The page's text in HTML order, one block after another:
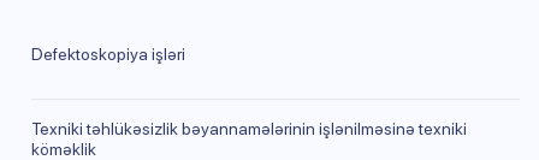
Defektoskopiya işləri
Texniki təhlükəsizlik bəyannamələrinin işlənilməsinə texniki
köməklik